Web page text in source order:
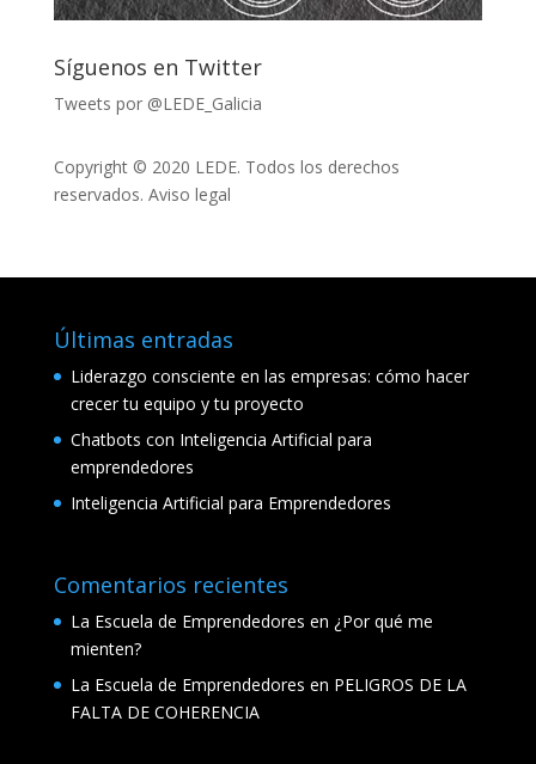
Síguenos en Twitter
Tweets por @LEDE_Galicia
Copyright © 2020 LEDE. Todos los derechos
reservados. Aviso legal
Últimas entradas
Liderazgo consciente en las empresas: cómo hacer
crecer tu equipo y tu proyecto
Chatbots con Inteligencia Artificial para
emprendedores
Inteligencia Artificial para Emprendedores
Comentarios recientes
La Escuela de Emprendedores en ¿Por qué me
mienten?
La Escuela de Emprendedores en PELIGROS DE LA
FALTA DE COHERENCIA